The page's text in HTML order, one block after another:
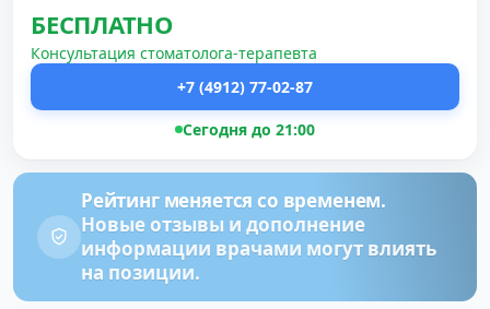
БЕСПЛАТНО
Консультация стоматолога-терапевта
+7 (4912) 77-02-87
Сегодня до 21:00
Рейтинг меняется со временем.
Новые отзывы и дополнение
информации врачами могут влиять
на позиции.